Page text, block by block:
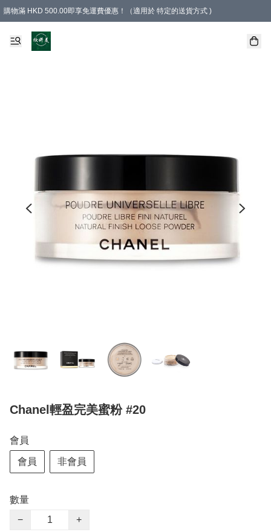
購物滿 HKD 500.00即享免運費優惠！（適用於 特定的送貨方式 )
Chanel輕盈完美蜜粉 #20
會員
會員 非會員
數量
−
+